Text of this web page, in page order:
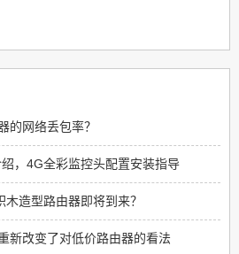
的网络丢包率？
，4G全彩监控头配置安装指导
造型路由器即将到来？
新改变了对低价路由器的看法